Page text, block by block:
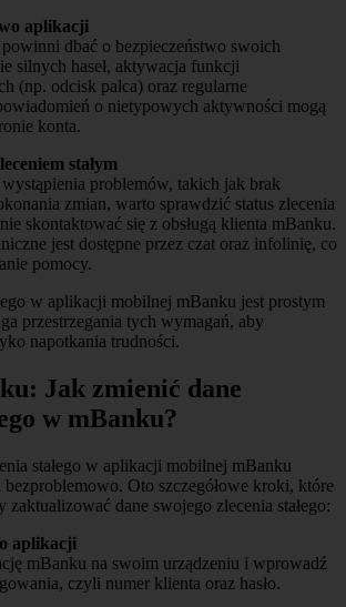
aplikacji
dbać o bezpieczeństwo swoich
silnych haseł, aktywacja funkcji
(np. odcisk palca) oraz regularne
o nietypowych aktywności mogą
konta.
stałym
problemów, takich jak brak
zmian, warto sprawdzić status zlecenia
skontaktować się z obsługą klienta mBanku.
jest dostępne przez czat oraz infolinię, co
pomocy.
w aplikacji mobilnej mBanku jest prostym
przestrzegania tych wymagań, aby
napotkania trudności.
Jak zmienić dane
w mBanku?
stałego w aplikacji mobilnej mBanku
Oto szczegółowe kroki, które
zaktualizować dane swojego zlecenia stałego:
aplikacji
mBanku na swoim urządzeniu i wprowadź
czyli numer klienta oraz hasło.